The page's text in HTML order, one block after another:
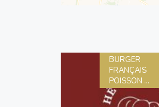
BURGER
FRANÇAIS
POISSON ...